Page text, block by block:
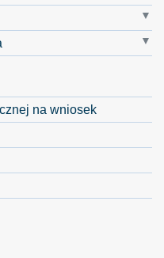
na wniosek